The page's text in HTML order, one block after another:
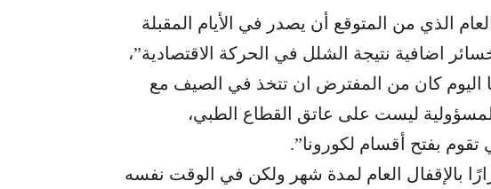
الذي من المتوقع أن يصدر في الأيام المقبلة
اضافية نتيجة الشلل في ​الحركة الاقتصادية​”،
اليوم كان من المفترض ان تتخذ في الصيف مع
المسؤولية ليست على عاتق القطاع الطبي،
بفتح أقسام ل​كورونا​”.
بالإقفال العام لمدة شهر ولكن في الوقت نفسه